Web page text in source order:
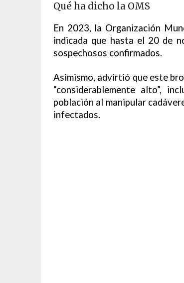
Qué ha dicho la OMS
En 2023, la Organización
indicada que hasta el 20 de
sospechosos confirmados.
Asimismo, advirtió que este
“considerablemente alto”,
población al manipular
infectados.